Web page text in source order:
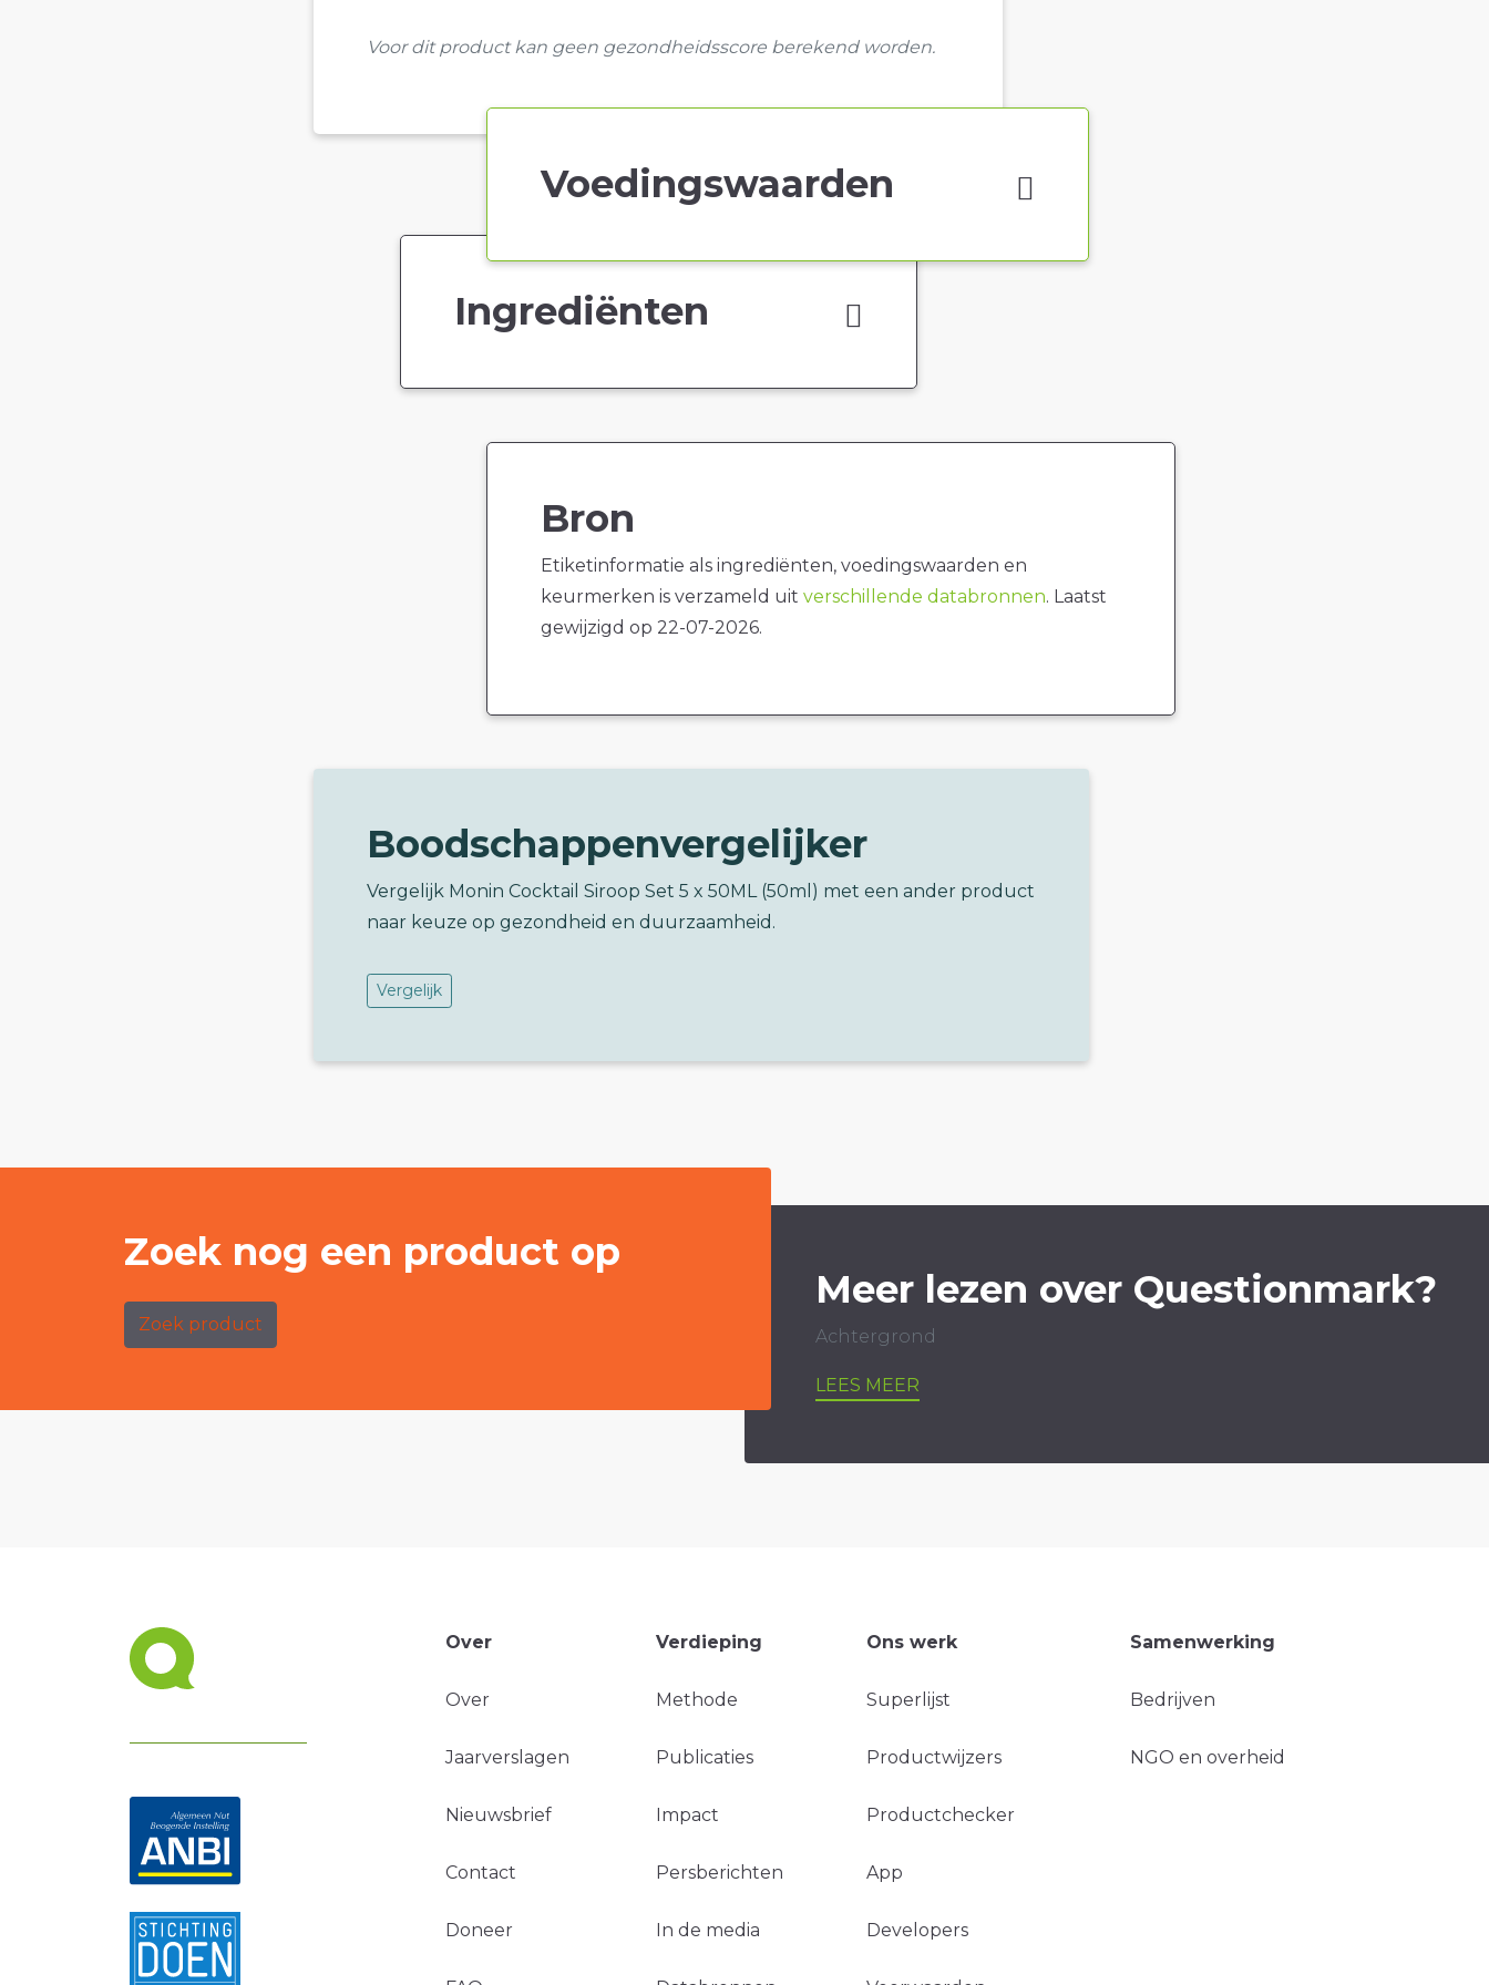
Voor dit product kan geen gezondheidsscore berekend worden.
Voedingswaarden
Ingrediënten
Bron
Etiketinformatie als ingrediënten, voedingswaarden en
keurmerken is verzameld uit verschillende databronnen. Laatst
gewijzigd op 22-07-2026.
Boodschappenvergelijker
Vergelijk Monin Cocktail Siroop Set 5 x 50ML (50ml) met een ander product
naar keuze op gezondheid en duurzaamheid.
Vergelijk
Zoek nog een product op
Zoek product
Meer lezen over Questionmark?
Achtergrond
LEES MEER
Over
Over
Jaarverslagen
Nieuwsbrief
Contact
Doneer
Verdieping
Methode
Publicaties
Impact
Persberichten
In de media
Ons werk
Superlijst
Productwijzers
Productchecker
App
Developers
Samenwerking
Bedrijven
NGO en overheid